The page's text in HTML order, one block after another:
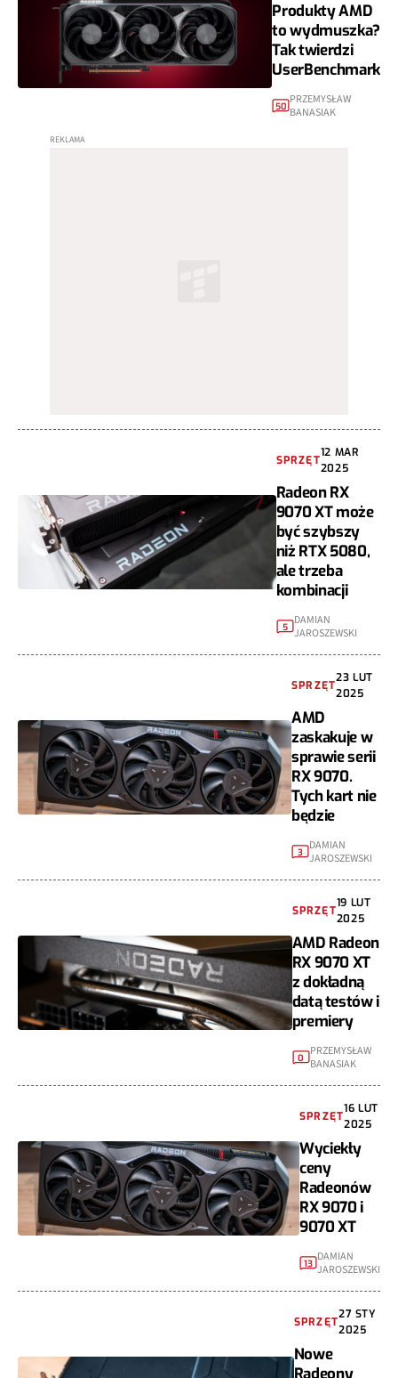
Produkty AMD
to wydmuszka?
Tak twierdzi
UserBenchmark
50 PRZEMYSŁAW
BANASIAK
SPRZĘT
12 MAR
2025
Radeon RX
9070 XT może
być szybszy
niż RTX 5080,
ale trzeba
kombinacji
5 DAMIAN
JAROSZEWSKI
SPRZĘT
23 LUT
2025
AMD
zaskakuje w
sprawie serii
RX 9070.
Tych kart nie
będzie
3 DAMIAN
JAROSZEWSKI
SPRZĘT
19 LUT
2025
AMD Radeon
RX 9070 XT
z dokładną
datą testów i
premiery
0 PRZEMYSŁAW
BANASIAK
SPRZĘT
16 LUT
2025
Wyciekły
ceny
Radeonów
RX 9070 i
9070 XT
13 DAMIAN
JAROSZEWSKI
SPRZĘT
27 STY
2025
Nowe